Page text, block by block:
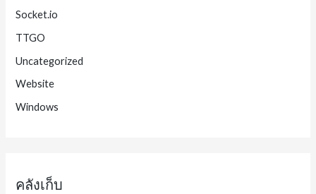
Socket.io
TTGO
Uncategorized
Website
Windows
คลังเก็บ